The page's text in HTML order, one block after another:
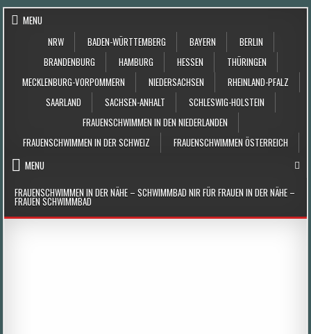
Skip to content
MENU
NRW
BADEN-WÜRTTEMBERG BAYERN
BERLIN
BRANDENBURG
HAMBURG HESSEN
THÜRINGEN
MECKLENBURG-VORPOMMERN
NIEDERSACHSEN
RHEINLAND-PFALZ
SAARLAND
SACHSEN-ANHALT
SCHLESWIG-HOLSTEIN
FRAUENSCHWIMMEN IN DEN NIEDERLANDEN
FRAUENSCHWIMMEN IN DER SCHWEIZ
FRAUENSCHWIMMEN ÖSTERREICH
MENU
FRAUENSCHWIMMEN IN DER NÄHE – SCHWIMMBAD NIR FÜR FRAUEN IN DER NÄHE –
FRAUEN SCHWIMMBAD